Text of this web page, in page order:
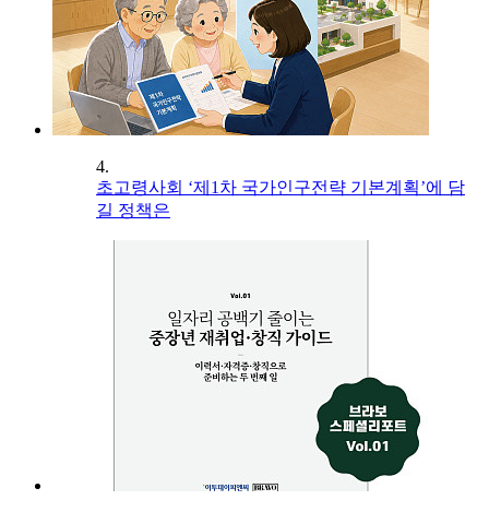
4.
초고령사회 ‘제1차 국가인구전략 기본계획’에 담
길 정책은